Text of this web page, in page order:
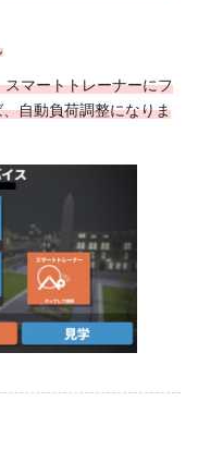
マートトレーナーにフ
、自動負荷調整になりま